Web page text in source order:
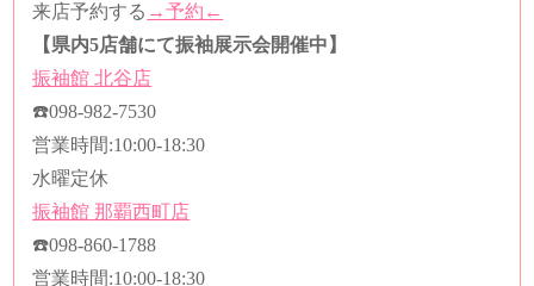
来店予約する →予約←
【県内5店舗にて振袖展示会開催中】
振袖館 北谷店
☎️098-982-7530
営業時間:10:00-18:30
水曜定休
振袖館 那覇西町店
☎️098-860-1788
営業時間:10:00-18:30